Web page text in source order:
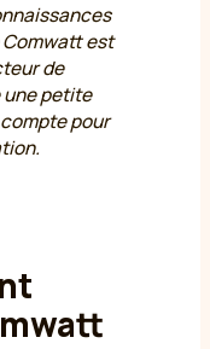
est
de
une petite
pour